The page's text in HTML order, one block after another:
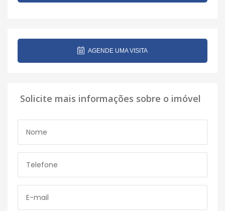
AGENDE UMA VISITA
Solicite mais informações sobre o imóvel